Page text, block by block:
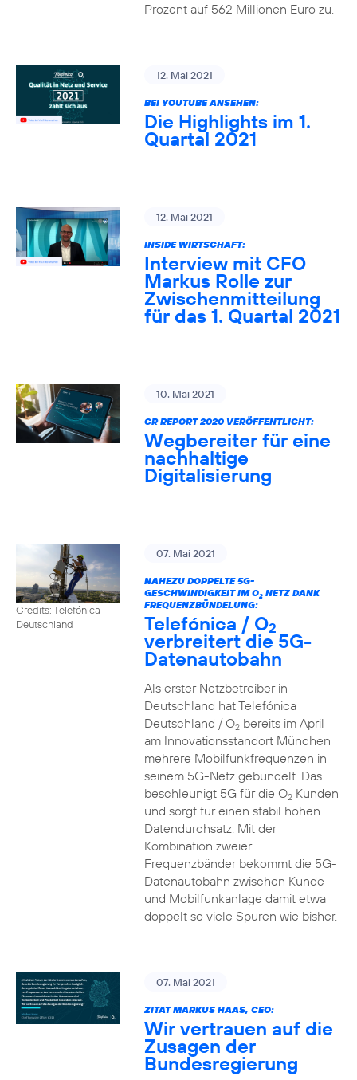
Prozent auf 562 Millionen Euro zu.
12. Mai 2021
BEI YOUTUBE ANSEHEN:
Die Highlights im 1.
Quartal 2021
12. Mai 2021
INSIDE WIRTSCHAFT:
Interview mit CFO
Markus Rolle zur
Zwischenmitteilung
für das 1. Quartal 2021
10. Mai 2021
CR REPORT 2020 VERÖFFENTLICHT:
Wegbereiter für eine
nachhaltige
Digitalisierung
Credits: Telefónica
Deutschland
07. Mai 2021
NAHEZU DOPPELTE 5G-
GESCHWINDIGKEIT IM O2NETZ DANK
FREQUENZBÜNDELUNG:
Telefónica / O2
verbreitert die 5G-
Datenautobahn
Als erster Netzbetreiber in
Deutschland hat Telefónica
Deutschland / O2bereits im April
am Innovationsstandort München
mehrere Mobilfunkfrequenzen in
seinem 5G-Netz gebündelt. Das
beschleunigt 5G für die O2Kunden
und sorgt für einen stabil hohen
Datendurchsatz. Mit der
Kombination zweier
Frequenzbänder bekommt die 5G-
Datenautobahn zwischen Kunde
und Mobilfunkanlage damit etwa
doppelt so viele Spuren wie bisher.
07. Mai 2021
ZITAT MARKUS HAAS, CEO:
Wir vertrauen auf die
Zusagen der
Bundesregierung